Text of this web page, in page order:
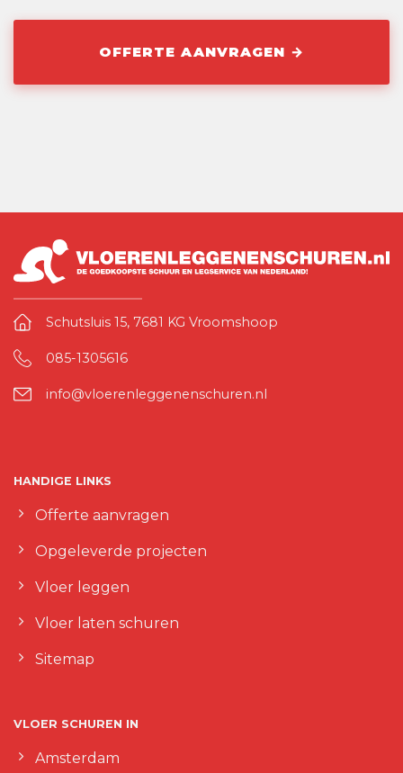
Schutsluis 15, 7681 KG Vroomshoop
085-1305616
info@vloerenleggenenschuren.nl
HANDIGE LINKS
Offerte aanvragen
Opgeleverde projecten
Vloer leggen
Vloer laten schuren
Sitemap
VLOER SCHUREN IN
Amsterdam